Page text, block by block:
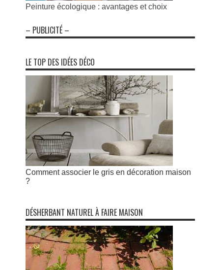
Peinture écologique : avantages et choix
– PUBLICITÉ –
LE TOP DES IDÉES DÉCO
Comment associer le gris en décoration maison
?
DÉSHERBANT NATUREL À FAIRE MAISON